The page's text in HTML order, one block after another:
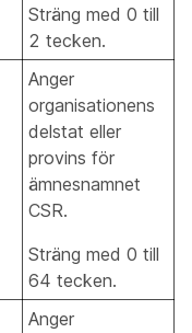
Sträng med 0 till
2 tecken.
Anger
organisationens
delstat eller
provins för
ämnesnamnet
CSR.
Sträng med 0 till
64 tecken.
Anger